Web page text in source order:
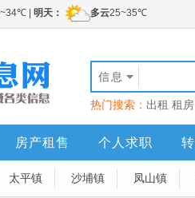
信息
热门搜索： 出租 租房
房产租售 个人求职
太平镇 沙埔镇 凤山镇